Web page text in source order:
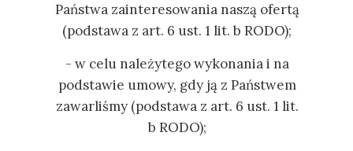
Państwa zainteresowania naszą ofertą
(podstawa z art. 6 ust. 1 lit. b RODO);
- w celu należytego wykonania i na
podstawie umowy, gdy ją z Państwem
zawarliśmy (podstawa z art. 6 ust. 1 lit.
b RODO);